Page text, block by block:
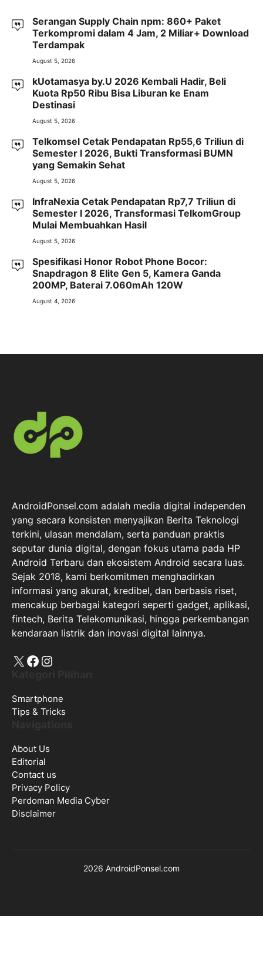
Serangan Supply Chain npm: 860+ Paket
Terkompromi dalam 4 Jam, 2 Miliar+ Download
Terdampak
August 5, 2026
kUotamasya by.U 2026 Kembali Hadir, Beli
Kuota Rp50 Ribu Bisa Liburan ke Enam
Destinasi
August 5, 2026
Telkomsel Cetak Pendapatan Rp55,6 Triliun di
Semester I 2026, Bukti Transformasi BUMN
yang Semakin Sehat
August 5, 2026
InfraNexia Cetak Pendapatan Rp7,7 Triliun di
Semester I 2026, Transformasi TelkomGroup
Mulai Membuahkan Hasil
August 5, 2026
Spesifikasi Honor Robot Phone Bocor:
Snapdragon 8 Elite Gen 5, Kamera Ganda
200MP, Baterai 7.060mAh 120W
August 4, 2026
AndroidPonsel.com adalah media digital independen
yang secara konsisten menyajikan Berita Teknologi
terkini, ulasan mendalam, serta panduan praktis
seputar dunia digital, dengan fokus utama pada HP
Android Terbaru dan ekosistem Android secara luas.
Sejak 2018, kami berkomitmen menghadirkan
informasi yang akurat, kredibel, dan berbasis riset,
mencakup berbagai kategori seperti gadget, aplikasi,
fintech, Berita Telekomunikasi, hingga perkembangan
kendaraan listrik dan inovasi digital lainnya.
X Facebook
Instagram
Smartphone
Tips & Tricks
About Us
Editorial
Contact us
Privacy Policy
Perdoman Media Cyber
Disclaimer
2026 AndroidPonsel.com